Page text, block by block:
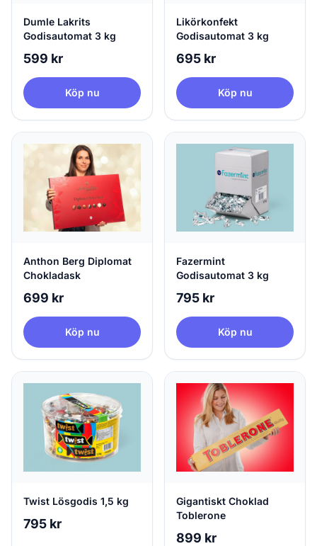
Dumle Lakrits
Godisautomat 3 kg
599 kr
Köp nu
Likörkonfekt
Godisautomat 3 kg
695 kr
Köp nu
Anthon Berg Diplomat
Chokladask
699 kr
Köp nu
Fazermint
Godisautomat 3 kg
795 kr
Köp nu
Twist Lösgodis 1,5 kg
795 kr
Gigantiskt Choklad
Toblerone
899 kr